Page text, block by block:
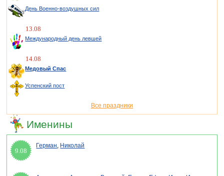
День Военно-воздушных сил
13.08
Международный день левшей
14.08
Медовый Спас
Успенский пост
Все праздники
Именины
9.08
Герман, Николай